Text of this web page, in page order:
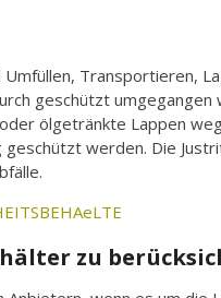
Transportieren,
geschützt
ölgetränkte Lappen
werden. Die
zu